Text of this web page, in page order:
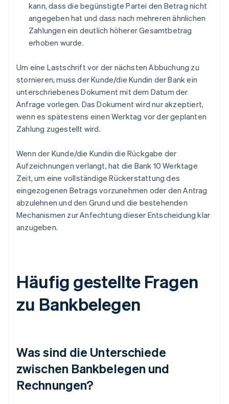
kann, dass die begünstigte Partei den Betrag nicht
angegeben hat und dass nach mehreren ähnlichen
Zahlungen ein deutlich höherer Gesamtbetrag
erhoben wurde.
Um eine Lastschrift vor der nächsten Abbuchung zu
stornieren, muss der Kunde/die Kundin der Bank ein
unterschriebenes Dokument mit dem Datum der
Anfrage vorlegen. Das Dokument wird nur akzeptiert,
wenn es spätestens einen Werktag vor der geplanten
Zahlung zugestellt wird.
Wenn der Kunde/die Kundin die Rückgabe der
Aufzeichnungen verlangt, hat die Bank 10 Werktage
Zeit, um eine vollständige Rückerstattung des
eingezogenen Betrags vorzunehmen oder den Antrag
abzulehnen und den Grund und die bestehenden
Mechanismen zur Anfechtung dieser Entscheidung klar
anzugeben.
Häufig gestellte Fragen
zu Bankbelegen
Was sind die Unterschiede
zwischen Bankbelegen und
Rechnungen?